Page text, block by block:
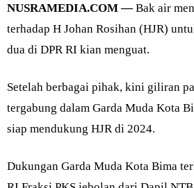
NUSRAMEDIA.COM —Bak air
terhadap H Johan Rosihan (HJR)
dua di DPR RI kian menguat.
Setelah berbagai pihak, kini giliran
tergabung dalam Garda Muda Kota
siap mendukung HJR di 2024.
Dukungan Garda Muda Kota Bima